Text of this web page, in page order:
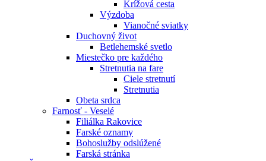
Krížová cesta
Výzdoba
Vianočné sviatky
Duchovný život
Betlehemské svetlo
Miestečko pre každého
Stretnutia na fare
Ciele stretnutí
Stretnutia
Obeta srdca
Farnosť - Veselé
Filiálka Rakovice
Farské oznamy
Bohoslužby odslúžené
Farská stránka